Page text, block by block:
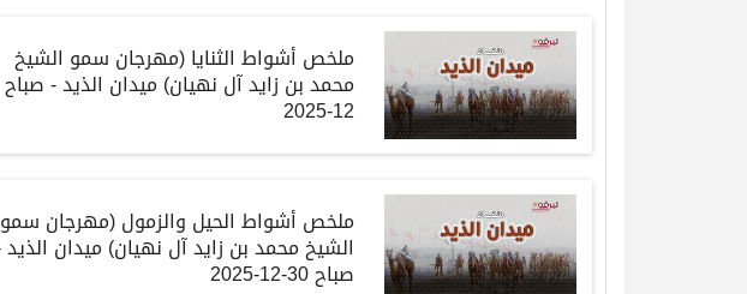
ملخص أشواط الثنايا(مهرجان سمو الشيخ
محمد بن زايد آل نهيان)ميدان الذيد-
12-2025
ملخص أشواط الحيل والزمول(مهرجان سمو
الشيخ محمد بن زايد آل نهيان)ميدان الذيد
صباح30-12-2025